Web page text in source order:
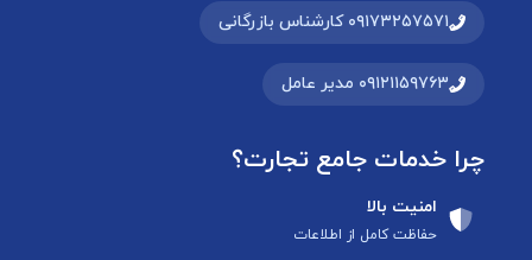
۰۹۱۷۳۲۵۷۵۷۱ کارشناس بازرگانی
۰۹۱۲۱۱۵۹۷۶۳ مدیر عامل
چرا خدمات جامع تجارت؟
امنیت بالا
حفاظت کامل از اطلاعات